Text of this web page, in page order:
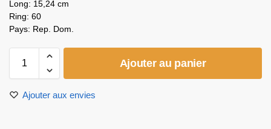
Long: 15,24 cm
Ring: 60
Pays: Rep. Dom.
Ajouter au panier
Ajouter aux envies